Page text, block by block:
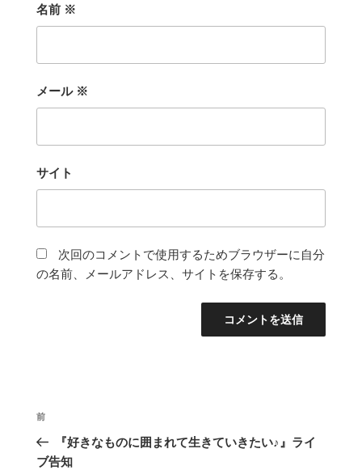
名前 ※
メール ※
サイト
次回のコメントで使用するためブラウザーに自分
の名前、メールアドレス、サイトを保存する。
投
ナ
前
の
投
前
『好きなものに囲まれて生きていきたい♪』ライ
ブ告知